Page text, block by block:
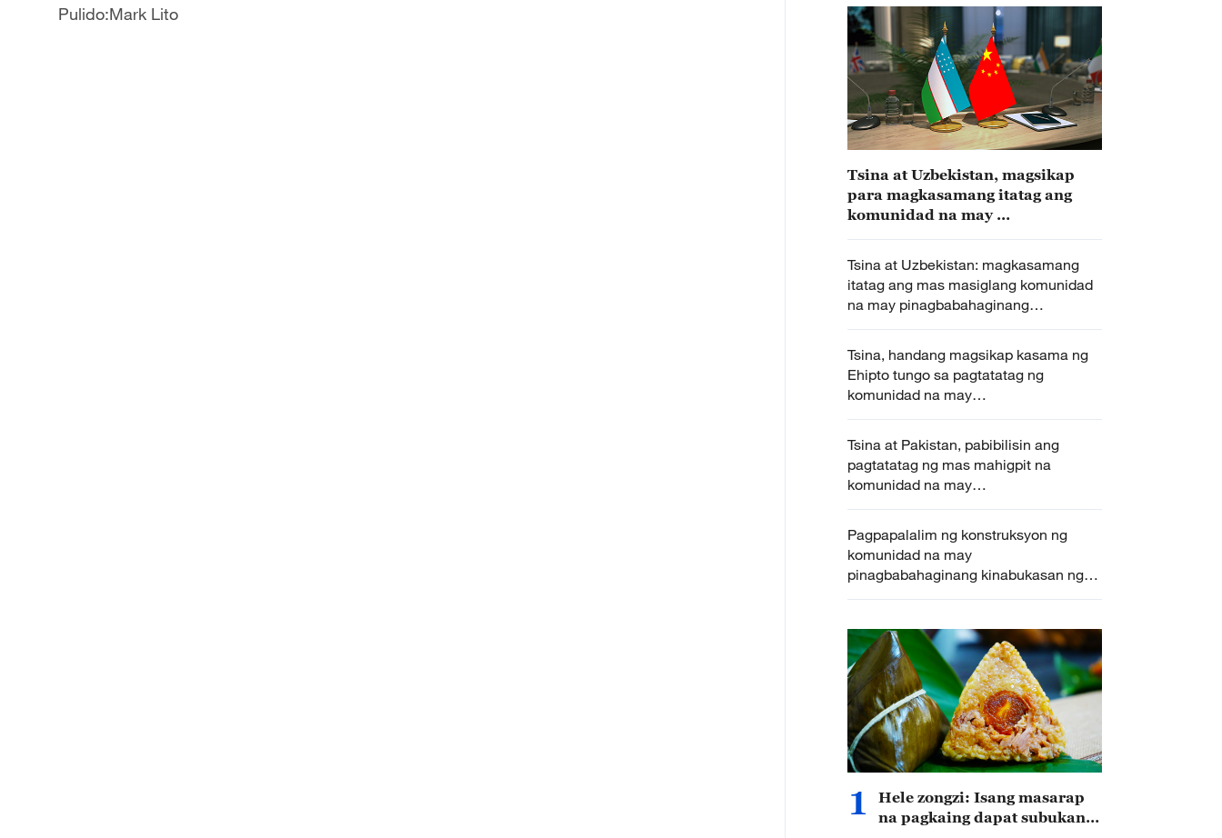
Pulido:Mark Lito
Tsina at Uzbekistan, magsikap
para magkasamang itatag ang
komunidad na may
Tsina at Uzbekistan: magkasamang
itatag ang mas masiglang komunidad
na may pinagbabahaginang
kinabukasan
Tsina, handang magsikap kasama ng
Ehipto tungo sa pagtatatag ng
komunidad na may
pinagbabahaginang kinabukasan ng
Tsina at Pakistan, pabibilisin ang
pagtatatag ng mas mahigpit na
komunidad na may
pinagbabahaginang kinabukasan sa
Pagpapalalim ng konstruksyon ng
komunidad na may
pinagbabahaginang kinabukasan ng
Tsina at Myanmar, ipinanawagan ng
1
Hele zongzi: Isang masarap
na pagkaing dapat subukan